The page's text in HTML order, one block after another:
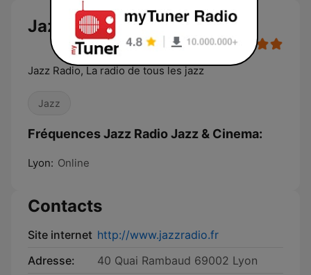
Jazz Radio Jazz & Cinema
Jazz Radio, La radio de tous les jazz
Jazz
Fréquences Jazz Radio Jazz & Cinema:
Lyon: Online
Contacts
Site internet http://www.jazzradio.fr
Adresse:
40 Quai Rambaud 69002 Lyon